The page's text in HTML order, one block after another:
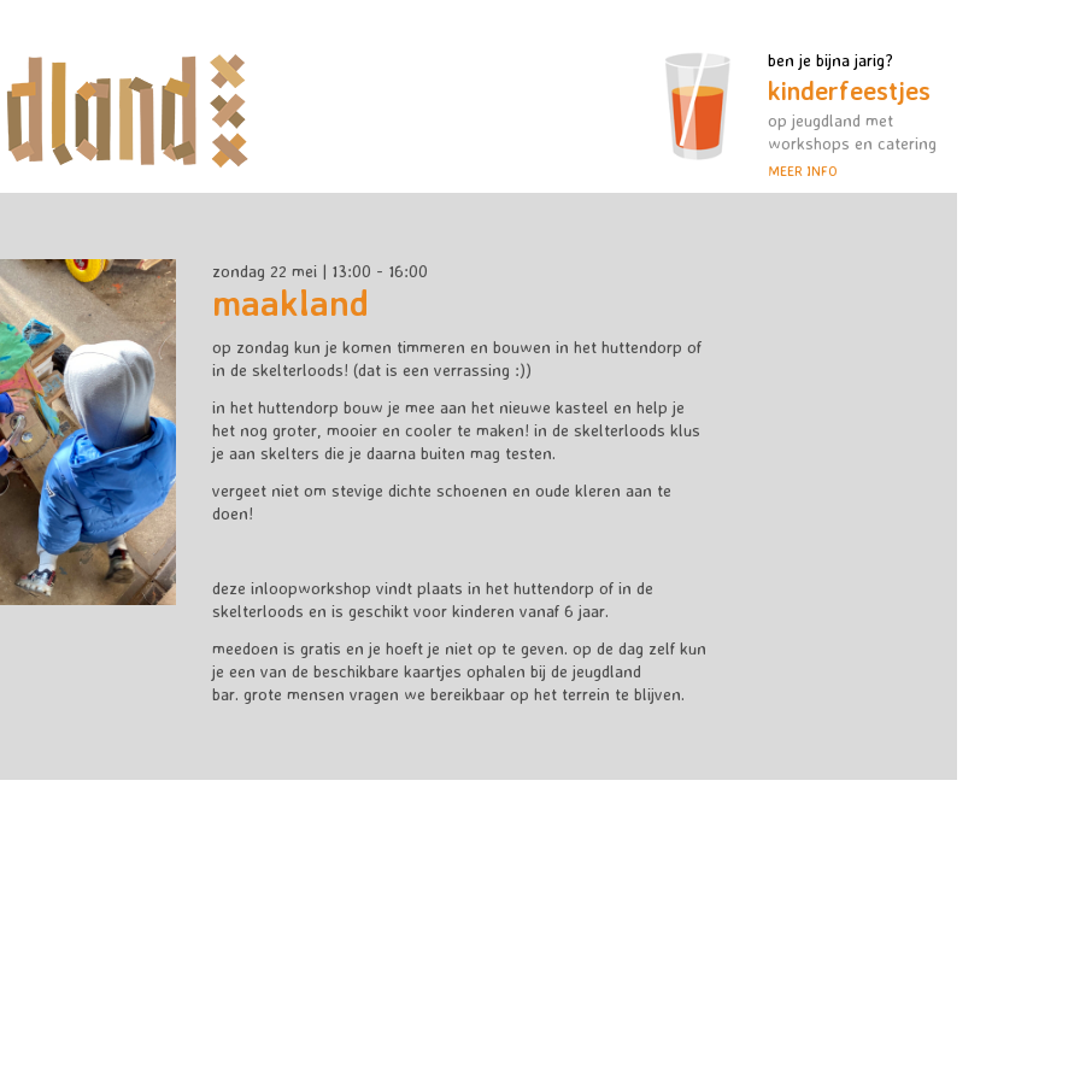
ben je bijna jarig?
kinderfeestjes
op jeugdland met
workshops en catering
MEER INFO
zondag 22 mei | 13:00 - 16:00
maakland
op zondag kun je komen timmeren en bouwen in het huttendorp of
in de skelterloods! (dat is een verrassing :))
in het huttendorp bouw je mee aan het nieuwe kasteel en help je
het nog groter, mooier en cooler te maken! in de skelterloods klus
je aan skelters die je daarna buiten mag testen.
vergeet niet om stevige dichte schoenen en oude kleren aan te
doen!
deze inloopworkshop vindt plaats in het huttendorp of in de
skelterloods en is geschikt voor kinderen vanaf 6 jaar.
meedoen is gratis en je hoeft je niet op te geven. op de dag zelf kun
je een van de beschikbare kaartjes ophalen bij de jeugdland
bar. grote mensen vragen we bereikbaar op het terrein te blijven.